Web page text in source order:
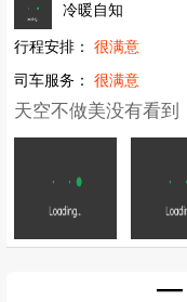
行程安排：很满意
司车服务：很满意
领队帅气、温暖，细
龙心凤肝
行程安排：很满意